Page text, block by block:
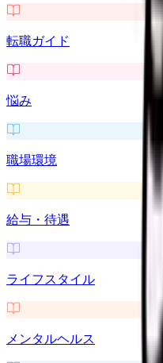
転職ガイド
悩み
職場環境
給与・待遇
ライフスタイル
メンタルヘルス